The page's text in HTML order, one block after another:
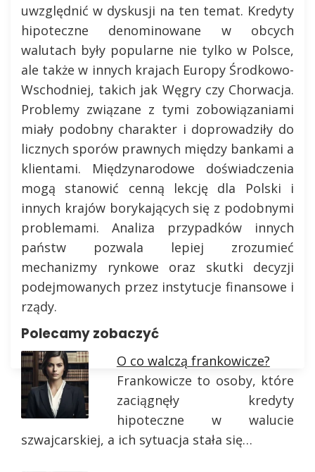
uwzględnić w dyskusji na ten temat. Kredyty
hipoteczne denominowane w obcych
walutach były popularne nie tylko w Polsce,
ale także w innych krajach Europy Środkowo-
Wschodniej, takich jak Węgry czy Chorwacja.
Problemy związane z tymi zobowiązaniami
miały podobny charakter i doprowadziły do
licznych sporów prawnych między bankami a
klientami. Międzynarodowe doświadczenia
mogą stanowić cenną lekcję dla Polski i
innych krajów borykających się z podobnymi
problemami. Analiza przypadków innych
państw pozwala lepiej zrozumieć
mechanizmy rynkowe oraz skutki decyzji
podejmowanych przez instytucje finansowe i
rządy.
Polecamy zobaczyć
O co walczą frankowicze?
Frankowicze to osoby, które
zaciągnęły kredyty
hipoteczne w walucie
szwajcarskiej, a ich sytuacja stała się…